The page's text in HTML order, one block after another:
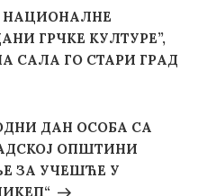
НАЦИОНАЛНЕ
ГРЧКЕ КУЛТУРЕ”,
САЛА ГО СТАРИ ГРАД
ДАН ОСОБА СА
ОПШТИНИ
ЗА УЧЕШЋЕ У